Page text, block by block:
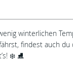
winterlichen
findest auch
❄️ ⛸️